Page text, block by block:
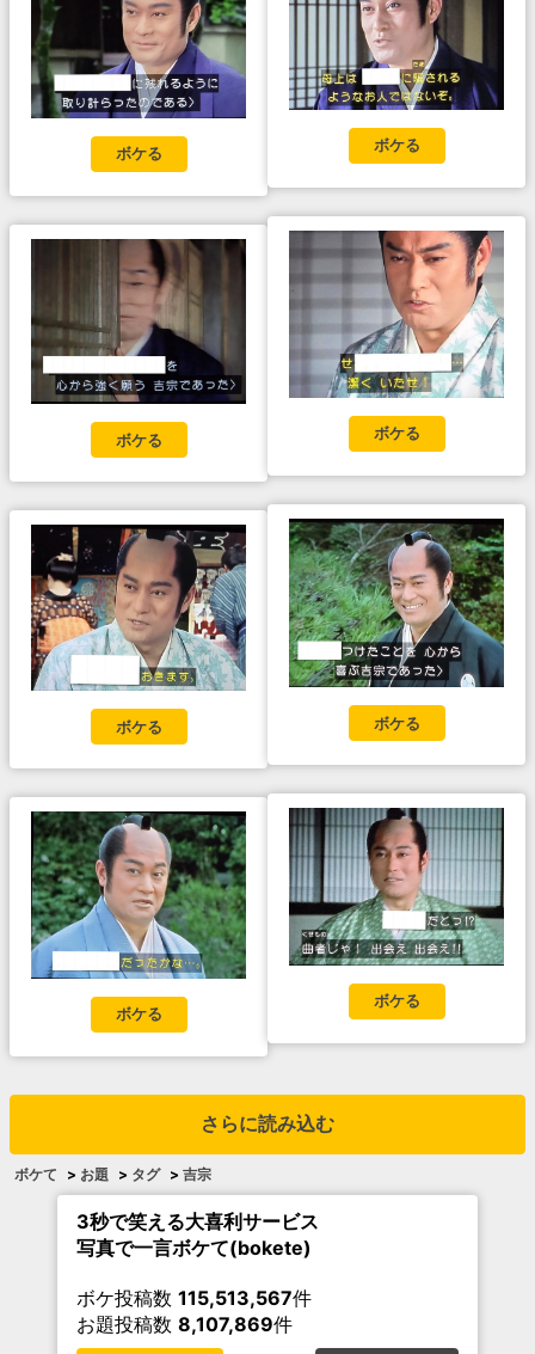
ボケる
ボケる
ボケる
ボケる
ボケる
ボケる
ボケる
ボケる
さらに読み込む
ボケて > お題 > タグ > 吉宗
3秒で笑える大喜利サービス
写真で一言ボケて(bokete)
ボケ投稿数 115,513,567件
お題投稿数 8,107,869件